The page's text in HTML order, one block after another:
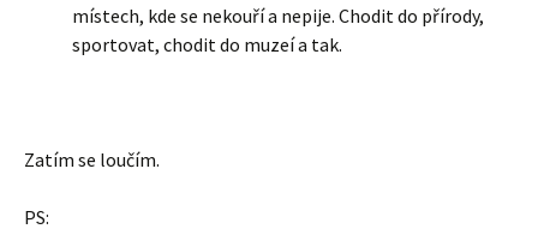
místech, kde se nekouří a nepije. Chodit do přírody,
sportovat, chodit do muzeí a tak.
Zatím se loučím.
PS: